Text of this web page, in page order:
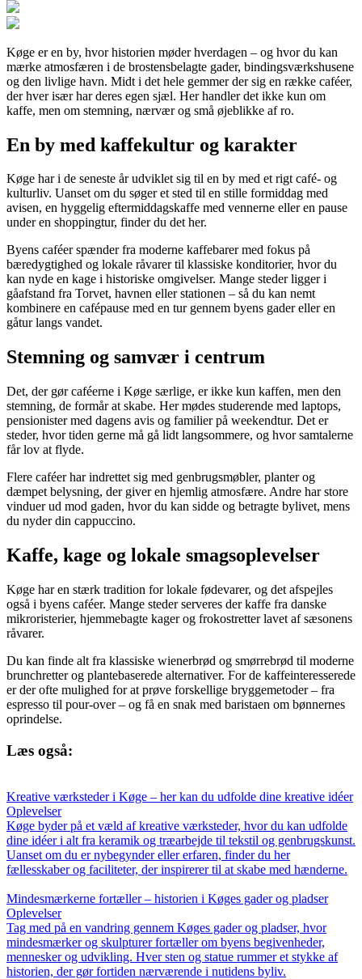
Køge er en by, hvor historien møder hverdagen – og hvor du kan
mærke atmosfæren i de brostensbelagte gader, bindingsværkshusene
og den livlige havn. Midt i det hele gemmer der sig en række caféer,
der hver især har deres egen sjæl. Her handler det ikke kun om
kaffe, men om stemning, nærvær og små øjeblikke af ro.
En by med kaffekultur og karakter
Køge har i de seneste år udviklet sig til en by med et rigt café- og
kulturliv. Uanset om du søger et sted til en stille formiddag med
avisen, en hyggelig eftermiddagskaffe med vennerne eller en pause
under en shoppingtur, finder du det her.
Byens caféer spænder fra moderne kaffebarer med fokus på
bæredygtighed og lokale råvarer til klassiske konditorier, hvor du
kan nyde en kage i historiske omgivelser. Mange steder ligger i
gåafstand fra Torvet, havnen eller stationen – så du kan nemt
kombinere en cafépause med en tur gennem byens gader eller en
gåtur langs vandet.
Stemning og samvær i centrum
Det, der gør caféerne i Køge særlige, er ikke kun kaffen, men den
stemning, de formår at skabe. Her mødes studerende med laptops,
pensionister med dagens avis og familier på weekendtur. Det er
steder, hvor tiden gerne må gå lidt langsommere, og hvor samtalerne
får lov at flyde.
Flere caféer har indrettet sig med genbrugsmøbler, planter og
dæmpet belysning, der giver en hjemlig atmosfære. Andre har store
vinduer ud mod gaden, hvor du kan sidde og betragte bylivet, mens
du nyder din cappuccino.
Kaffe, kage og lokale smagsoplevelser
Køge har en stærk tradition for lokale fødevarer, og det afspejles
også i byens caféer. Mange steder serveres der kaffe fra danske
mikroristerier, hjemmebagte kager og frokostretter lavet af sæsonens
råvarer.
Du kan finde alt fra klassiske wienerbrød og smørrebrød til moderne
brunchretter og plantebaserede alternativer. For de kaffeinteresserede
er der ofte mulighed for at prøve forskellige bryggemetoder – fra
espresso til pour-over – og få en snak med baristaen om bønnernes
oprindelse.
Læs også:
Kreative værksteder i Køge – her kan du udfolde dine kreative idéer
Oplevelser
Køge byder på et væld af kreative værksteder, hvor du kan udfolde
dine idéer i alt fra keramik og træarbejde til tekstil og genbrugskunst.
Uanset om du er nybegynder eller erfaren, finder du her
fællesskaber og faciliteter, der inspirerer til at skabe med hænderne.
Mindesmærkerne fortæller – historien i Køges gader og pladser
Oplevelser
Tag med på en vandring gennem Køges gader og pladser, hvor
mindesmærker og skulpturer fortæller om byens begivenheder,
mennesker og udvikling. Hver sten og statue rummer et stykke af
historien, der gør fortiden nærværende i nutidens byliv.